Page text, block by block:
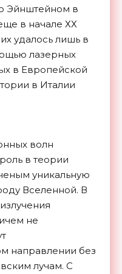
Эйнштейном в
в начале ХХ
удалось лишь в
лазерных
в Европейской
в Италии
волн
в теории
уникальную
Вселенной. В
не
направлении без
лучам. С